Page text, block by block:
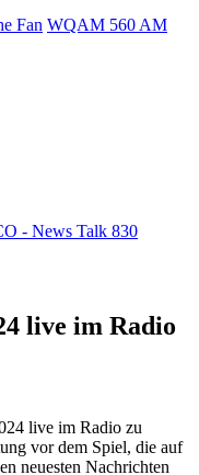
Fan WQAM 560 AM
- News Talk 830
live im Radio
live im Radio zu
vor dem Spiel, die auf
neuesten Nachrichten